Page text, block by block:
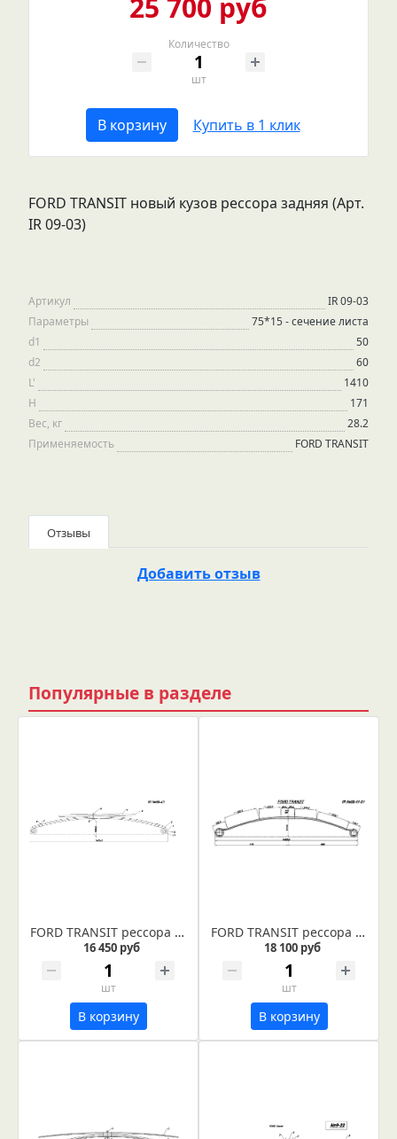
25 700 руб
Количество
шт
В корзину Купить в 1 клик
FORD TRANSIT новый кузов рессора задняя (Арт.
IR 09-03)
Артикул
IR 09-03
Параметры
75*15 - сечение листа
d1
50
d2
60
L'
1410
H
171
Вес, кг
28.2
Применяемость
FORD TRANSIT
Отзывы
Добавить отзыв
Популярные в разделе
FORD TRANSIT рессора задняя (IR 09-43)
16 450 руб
шт
В корзину
FORD TRANSIT рессора (IR 09-41)
18 100 руб
шт
В корзину